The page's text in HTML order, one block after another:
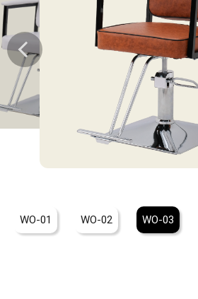
WO-02 WO-03 WO-04